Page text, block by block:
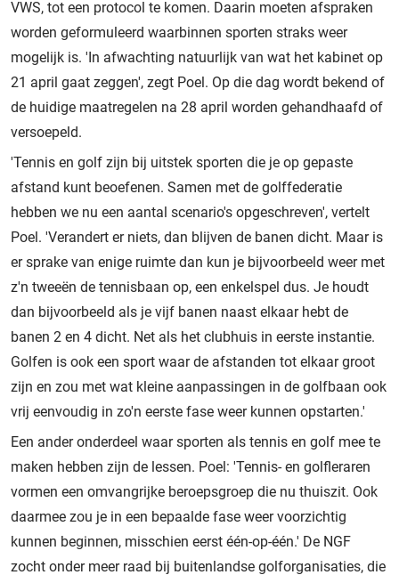
VWS, tot een protocol te komen. Daarin moeten afspraken
worden geformuleerd waarbinnen sporten straks weer
mogelijk is. 'In afwachting natuurlijk van wat het kabinet op
21 april gaat zeggen', zegt Poel. Op die dag wordt bekend of
de huidige maatregelen na 28 april worden gehandhaafd of
versoepeld.
'Tennis en golf zijn bij uitstek sporten die je op gepaste
afstand kunt beoefenen. Samen met de golffederatie
hebben we nu een aantal scenario's opgeschreven', vertelt
Poel. 'Verandert er niets, dan blijven de banen dicht. Maar is
er sprake van enige ruimte dan kun je bijvoorbeeld weer met
z'n tweeën de tennisbaan op, een enkelspel dus. Je houdt
dan bijvoorbeeld als je vijf banen naast elkaar hebt de
banen 2 en 4 dicht. Net als het clubhuis in eerste instantie.
Golfen is ook een sport waar de afstanden tot elkaar groot
zijn en zou met wat kleine aanpassingen in de golfbaan ook
vrij eenvoudig in zo'n eerste fase weer kunnen opstarten.'
Een ander onderdeel waar sporten als tennis en golf mee te
maken hebben zijn de lessen. Poel: 'Tennis- en golfleraren
vormen een omvangrijke beroepsgroep die nu thuiszit. Ook
daarmee zou je in een bepaalde fase weer voorzichtig
kunnen beginnen, misschien eerst één-op-één.' De NGF
zocht onder meer raad bij buitenlandse golforganisaties, die